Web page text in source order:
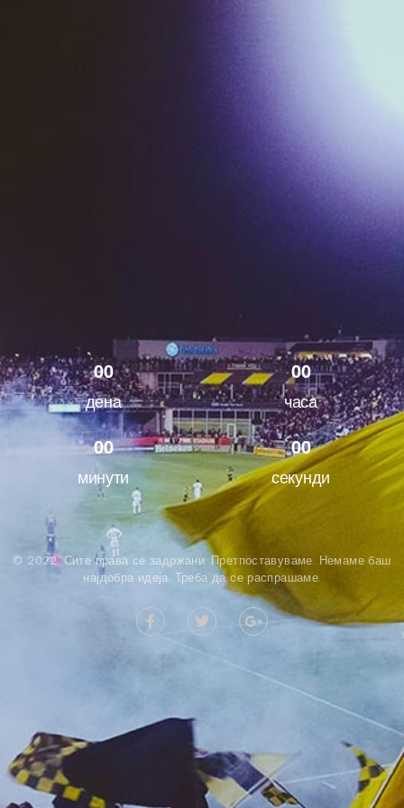
00
дена
00
часа
00
минути
00
секунди
© 2022. Сите права се задржани. Претпоставуваме. Немаме баш
најдобра идеја. Треба да се распрашаме.